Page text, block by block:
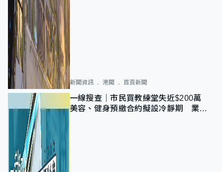
新聞資訊 港聞 首頁新聞
一線搜查｜市民買教練堂失近$200萬
美容、健身預繳合約擬設冷靜期 業界